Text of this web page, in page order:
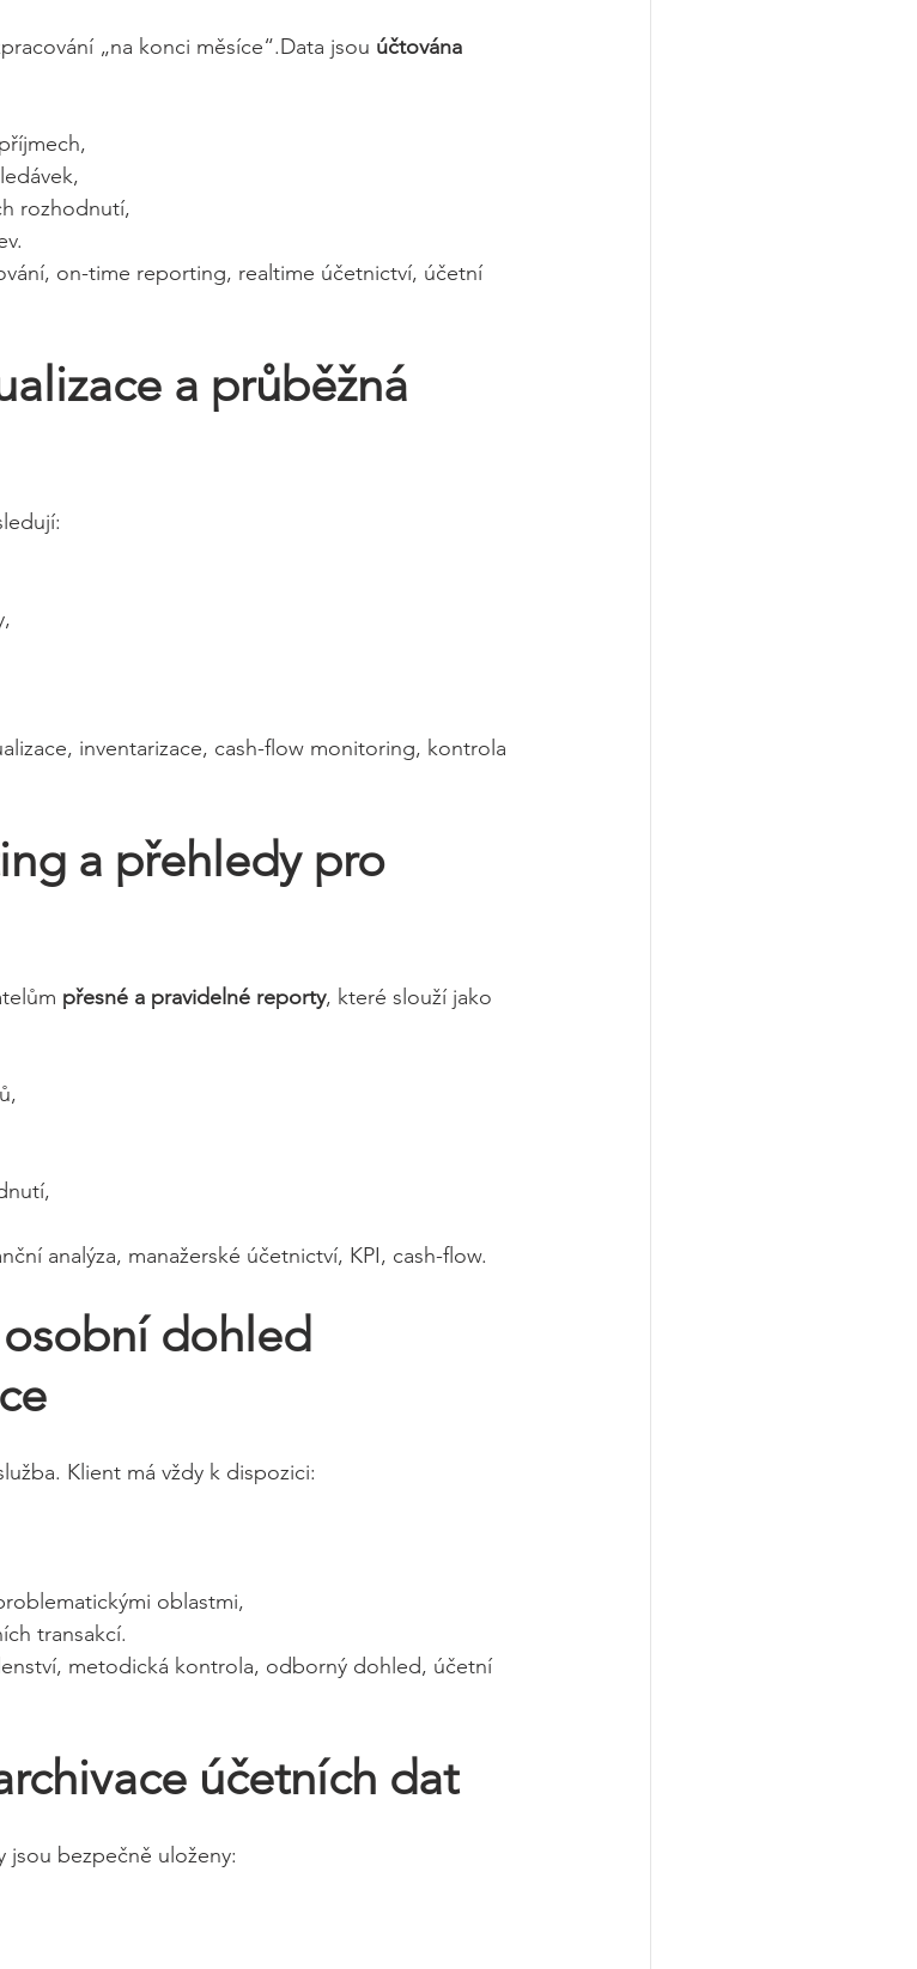
„na konci měsíce“.Data jsou účtována
rozhodnutí,
on-time reporting, realtime účetnictví, účetní
a průběžná
inventarizace, cash-flow monitoring, kontrola
a přehledy pro
přesné a pravidelné reporty, které slouží jako
analýza, manažerské účetnictví, KPI, cash-flow.
dohled
Klient má vždy k dispozici:
oblastmi,
transakcí.
metodická kontrola, odborný dohled, účetní
účetních dat
jsou bezpečně uloženy: